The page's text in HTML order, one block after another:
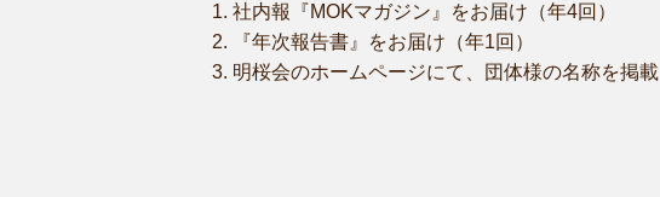
社内報『MOKマガジン』をお届け（年4回）
『年次報告書』をお届け（年1回）
明桜会のホームページにて、団体様の名称を掲載